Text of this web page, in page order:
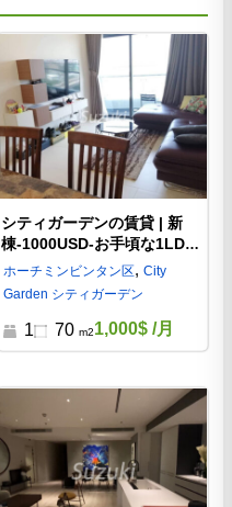
シティガーデンの賃貸 | 新
棟-1000USD-お手頃な1LDK-
S2992599
ホーチミン ビンタン区, City
Garden シティガーデン
1 70 m21,000$ /月